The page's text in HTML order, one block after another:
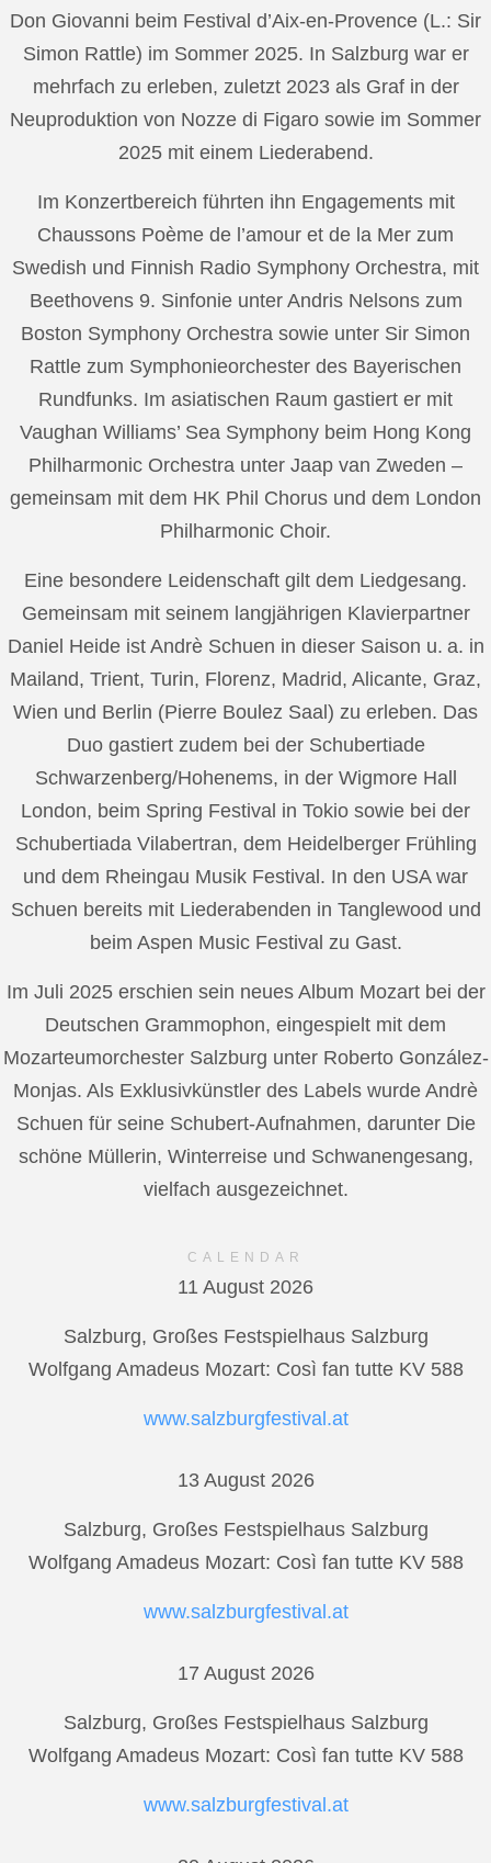
Don Giovanni beim Festival d’Aix-en-Provence (L.: Sir
Simon Rattle) im Sommer 2025. In Salzburg war er
mehrfach zu erleben, zuletzt 2023 als Graf in der
Neuproduktion von Nozze di Figaro sowie im Sommer
2025 mit einem Liederabend.
Im Konzertbereich führten ihn Engagements mit
Chaussons Poème de l’amour et de la Mer zum
Swedish und Finnish Radio Symphony Orchestra, mit
Beethovens 9. Sinfonie unter Andris Nelsons zum
Boston Symphony Orchestra sowie unter Sir Simon
Rattle zum Symphonieorchester des Bayerischen
Rundfunks. Im asiatischen Raum gastiert er mit
Vaughan Williams’ Sea Symphony beim Hong Kong
Philharmonic Orchestra unter Jaap van Zweden –
gemeinsam mit dem HK Phil Chorus und dem London
Philharmonic Choir.
Eine besondere Leidenschaft gilt dem Liedgesang.
Gemeinsam mit seinem langjährigen Klavierpartner
Daniel Heide ist Andrè Schuen in dieser Saison u. a. in
Mailand, Trient, Turin, Florenz, Madrid, Alicante, Graz,
Wien und Berlin (Pierre Boulez Saal) zu erleben. Das
Duo gastiert zudem bei der Schubertiade
Schwarzenberg/Hohenems, in der Wigmore Hall
London, beim Spring Festival in Tokio sowie bei der
Schubertiada Vilabertran, dem Heidelberger Frühling
und dem Rheingau Musik Festival. In den USA war
Schuen bereits mit Liederabenden in Tanglewood und
beim Aspen Music Festival zu Gast.
Im Juli 2025 erschien sein neues Album Mozart bei der
Deutschen Grammophon, eingespielt mit dem
Mozarteumorchester Salzburg unter Roberto González-
Monjas. Als Exklusivkünstler des Labels wurde Andrè
Schuen für seine Schubert-Aufnahmen, darunter Die
schöne Müllerin, Winterreise und Schwanengesang,
vielfach ausgezeichnet.
CALENDAR
11 August 2026
Salzburg, Großes Festspielhaus Salzburg
Wolfgang Amadeus Mozart: Così fan tutte KV 588
www.salzburgfestival.at
13 August 2026
Salzburg, Großes Festspielhaus Salzburg
Wolfgang Amadeus Mozart: Così fan tutte KV 588
www.salzburgfestival.at
17 August 2026
Salzburg, Großes Festspielhaus Salzburg
Wolfgang Amadeus Mozart: Così fan tutte KV 588
www.salzburgfestival.at